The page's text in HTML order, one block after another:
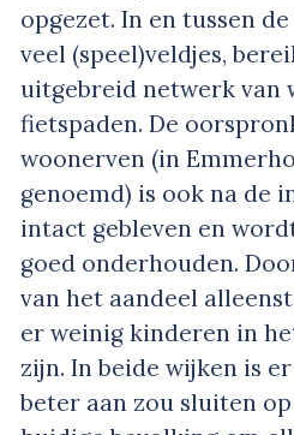
opgezet. In en tussen
veel (speel)veldjes,
uitgebreid netwerk van
fietspaden. De
woonerven (in
genoemd) is ook na de
intact gebleven en
goed onderhouden.
van het aandeel
er weinig kinderen in
zijn. In beide wijken is
beter aan zou sluiten